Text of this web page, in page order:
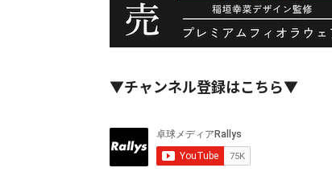
▼チャンネル登録はこちら▼